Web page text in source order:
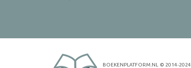
BOEKENPLATFORM.NL © 2014-2024